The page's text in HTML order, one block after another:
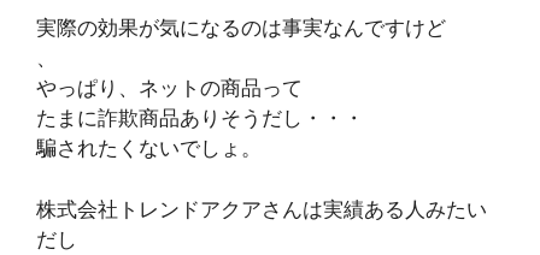
実際の効果が気になるのは事実なんですけど
、
やっぱり、ネットの商品って
たまに詐欺商品ありそうだし・・・
騙されたくないでしょ。
株式会社トレンドアクアさんは実績ある人みたい
だし